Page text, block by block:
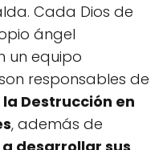
Cada Dios de
ángel
un equipo
responsables de
Destrucción en
, además de